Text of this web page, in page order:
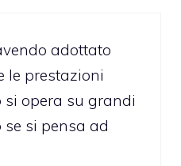
adottato
le prestazioni
opera su grandi
se si pensa ad